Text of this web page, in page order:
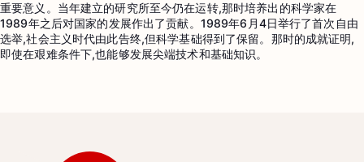
重要意义。当年建立的研究所至今仍在运转,那时培养出的科学家在
1989年之后对国家的发展作出了贡献。1989年6月4日举行了首次自由
选举,社会主义时代由此告终,但科学基础得到了保留。那时的成就证明,
即使在艰难条件下,也能够发展尖端技术和基础知识。